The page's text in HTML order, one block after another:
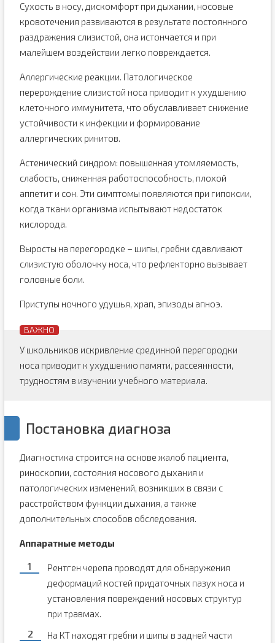
Сухость в носу, дискомфорт при дыхании, носовые
кровотечения развиваются в результате постоянного
раздражения слизистой, она истончается и при
малейшем воздействии легко повреждается.
Аллергические реакции. Патологическое
перерождение слизистой носа приводит к ухудшению
клеточного иммунитета, что обуславливает снижение
устойчивости к инфекции и формирование
аллергических ринитов.
Астенический синдром: повышенная утомляемость,
слабость, сниженная работоспособность, плохой
аппетит и сон. Эти симптомы появляются при гипоксии,
когда ткани организма испытывают недостаток
кислорода.
Выросты на перегородке – шипы, гребни сдавливают
слизистую оболочку носа, что рефлекторно вызывает
головные боли.
Приступы ночного удушья, храп, эпизоды апноэ.
У школьников искривление срединной перегородки
носа приводит к ухудшению памяти, рассеянности,
трудностям в изучении учебного материала.
Постановка диагноза
Диагностика строится на основе жалоб пациента,
риноскопии, состояния носового дыхания и
патологических изменений, возникших в связи с
расстройством функции дыхания, а также
дополнительных способов обследования.
Аппаратные методы
Рентген черепа проводят для обнаружения
деформаций костей придаточных пазух носа и
установления повреждений носовых структур
при травмах.
На КТ находят гребни и шипы в задней части